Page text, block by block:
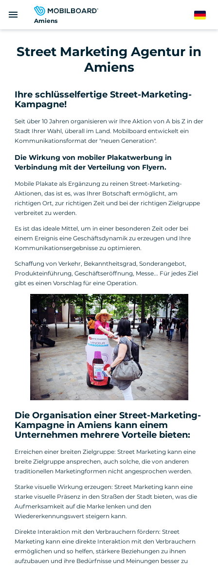
zum
Amiens
menu German
Street Marketing Agentur in
Amiens
Ihre schlüsselfertige Street-Marketing-
Kampagne!
Seit über 10 Jahren organisieren wir Ihre Aktion von A bis Z in der
Stadt Ihrer Wahl, überall im Land. Mobilboard entwickelt ein
Kommunikationsformat der "neuen Generation".
Die Wirkung von mobiler Plakatwerbung in
Verbindung mit der Verteilung von Flyern.
Mobile Plakate als Ergänzung zu reinen Street-Marketing-
Aktionen, das ist es, was Ihrer Botschaft ermöglicht, am
richtigen Ort, zur richtigen Zeit und bei der richtigen Zielgruppe
verbreitet zu werden.
Es ist das ideale Mittel, um in einer besonderen Zeit oder bei
einem Ereignis eine Geschäftsdynamik zu erzeugen und Ihre
Kommunikationsergebnisse zu optimieren.
Schaffung von Verkehr, Bekanntheitsgrad, Sonderangebot,
Produkteinführung, Geschäftseröffnung, Messe... Für jedes Ziel
gibt es einen Vorschlag für eine Operation.
Die Organisation einer Street-Marketing-
Kampagne in Amiens kann einem
Unternehmen mehrere Vorteile bieten:
Erreichen einer breiten Zielgruppe: Street Marketing kann eine
breite Zielgruppe ansprechen, auch solche, die von anderen
traditionellen Marketingformen nicht angesprochen werden.
Starke visuelle Wirkung erzeugen: Street Marketing kann eine
starke visuelle Präsenz in den Straßen der Stadt bieten, was die
Aufmerksamkeit auf die Marke lenken und den
Wiedererkennungswert steigern kann.
Direkte Interaktion mit den Verbrauchern fördern: Street
Marketing kann eine direkte Interaktion mit den Verbrauchern
ermöglichen und so helfen, stärkere Beziehungen zu ihnen
aufzubauen und ihre Bedürfnisse und Meinungen besser zu